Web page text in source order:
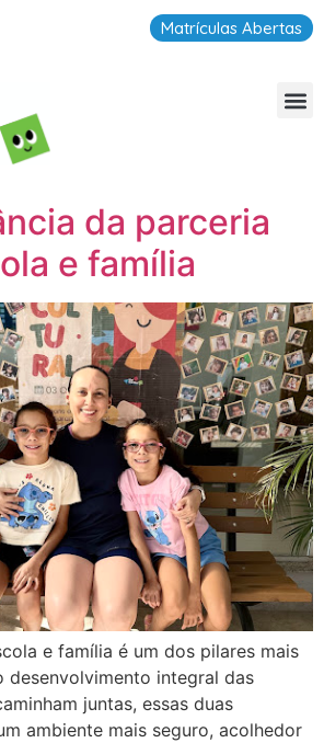
Matrículas Abertas
da parceria
e família
e família é um dos pilares mais
desenvolvimento integral das
juntas, essas duas
ambiente mais seguro, acolhedor